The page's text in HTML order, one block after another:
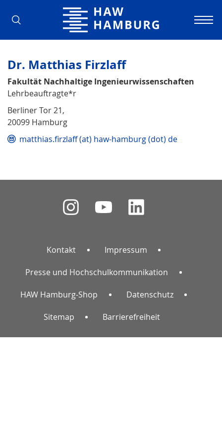
Hochschule für Angewandte
Dr. Matthias Firzlaff
Fakultät Nachhaltige Ingenieurwissenschaften
Lehrbeauftragte*r
Berliner Tor 21,
20099 Hamburg
matthias.firzlaff (at) haw-hamburg (dot) de
Kontakt Impressum
Presse und Hochschulkommunikation
HAW Hamburg-Shop Datenschutz
Sitemap Barrierefreiheit